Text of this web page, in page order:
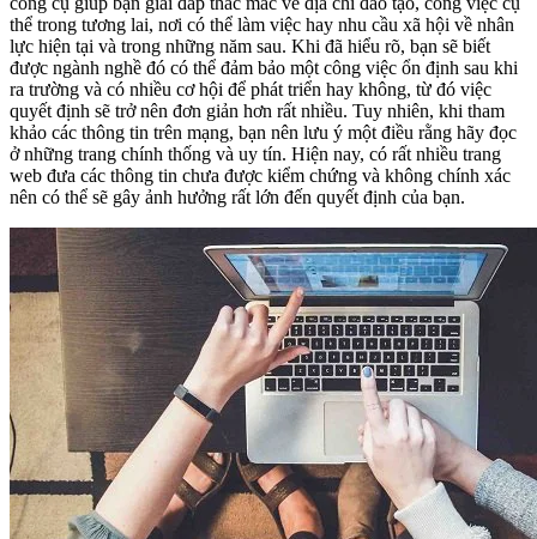
thể trong tương lai, nơi có thể làm việc hay nhu cầu xã hội về nhân
lực hiện tại và trong những năm sau. Khi đã hiểu rõ, bạn sẽ biết
được ngành nghề đó có thể đảm bảo một công việc ổn định sau khi
ra trường và có nhiều cơ hội để phát triển hay không, từ đó việc
quyết định sẽ trở nên đơn giản hơn rất nhiều. Tuy nhiên, khi tham
khảo các thông tin trên mạng, bạn nên lưu ý một điều rằng hãy đọc
ở những trang chính thống và uy tín. Hiện nay, có rất nhiều trang
web đưa các thông tin chưa được kiểm chứng và không chính xác
nên có thể sẽ gây ảnh hưởng rất lớn đến quyết định của bạn.